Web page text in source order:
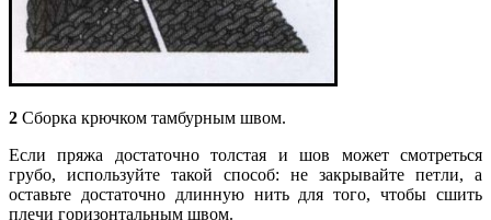
2 Сборка крючком тамбурным швом.
Если пряжа достаточно толстая и шов может смотреться
грубо, используйте такой способ: не закрывайте петли, а
оставьте достаточно длинную нить для того, чтобы сшить
плечи горизонтальным швом.